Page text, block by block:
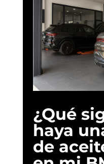
¿Qué
haya
de